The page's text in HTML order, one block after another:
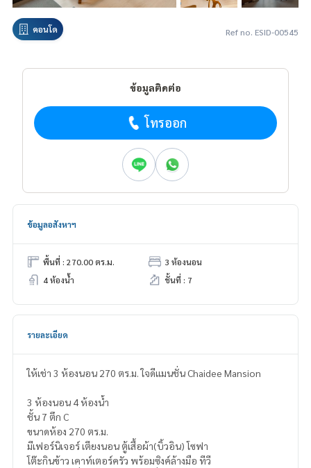
คอนโด Ref no. ESID-00545
ข้อมูลติดต่อ
โทรออก
ข้อมูลอสังหาฯ
พื้นที่ : 270.00 ตร.ม.
3 ห้องนอน
4 ห้องน้ำ
ชั้นที่ : 7
รายละเอียด
ให้เช่า 3 ห้องนอน 270 ตร.ม. ใจดีแมนชั่น Chaidee Mansion
3 ห้องนอน 4 ห้องน้ำ
ชั้น 7 ตึก C
ขนาดห้อง 270 ตร.ม.
มีเฟอร์นิเจอร์ เตียงนอน ตู้เสื้อผ้า(บิ้วอิน) โซฟา
โต๊ะกินข้าว เคาท์เตอร์ครัว พร้อมซิงค์ล้างมือ ทีวี